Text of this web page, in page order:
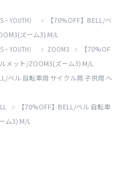
YOUTH）
【70%OFF】BELL/ベ
ズーム3) M/L
YOUTH） ZOOM3
【70%OF
メット/ZOOM3(ズーム3) M/L
ベル 自転車用 サイクル用 子供用 ヘ
【70%OFF】BELL/ベル 自転車
ム3) M/L